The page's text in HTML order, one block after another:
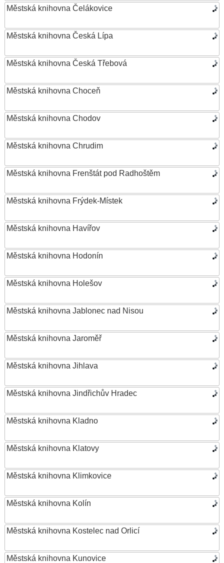
Městská knihovna Čelákovice
Městská knihovna Česká Lípa
Městská knihovna Česká Třebová
Městská knihovna Choceň
Městská knihovna Chodov
Městská knihovna Chrudim
Městská knihovna Frenštát pod Radhoštěm
Městská knihovna Frýdek-Místek
Městská knihovna Havířov
Městská knihovna Hodonín
Městská knihovna Holešov
Městská knihovna Jablonec nad Nisou
Městská knihovna Jaroměř
Městská knihovna Jihlava
Městská knihovna Jindřichův Hradec
Městská knihovna Kladno
Městská knihovna Klatovy
Městská knihovna Klimkovice
Městská knihovna Kolín
Městská knihovna Kostelec nad Orlicí
Městská knihovna Kunovice